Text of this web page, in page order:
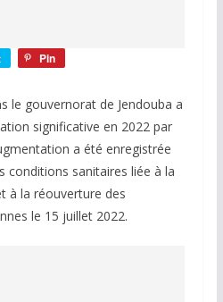
Pin
le gouvernorat de Jendouba a
significative en 2022 par
a été enregistrée
conditions sanitaires liée à la
à la réouverture des
le 15 juillet 2022.